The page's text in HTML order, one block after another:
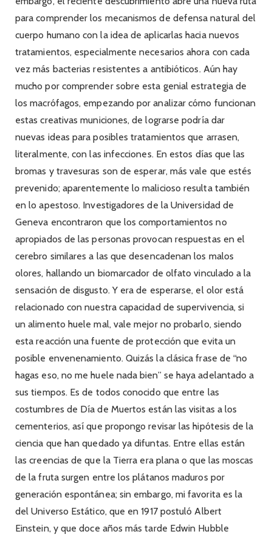
para comprender los mecanismos de defensa natural del
cuerpo humano con la idea de aplicarlas hacia nuevos
tratamientos, especialmente necesarios ahora con cada
vez más bacterias resistentes a antibióticos. Aún hay
mucho por comprender sobre esta genial estrategia de
los macrófagos, empezando por analizar cómo funcionan
estas creativas municiones, de lograrse podría dar
nuevas ideas para posibles tratamientos que arrasen,
literalmente, con las infecciones. En estos días que las
bromas y travesuras son de esperar, más vale que estés
prevenido; aparentemente lo malicioso resulta también
en lo apestoso. Investigadores de la Universidad de
Geneva encontraron que los comportamientos no
apropiados de las personas provocan respuestas en el
cerebro similares a las que desencadenan los malos
olores, hallando un biomarcador de olfato vinculado a la
sensación de disgusto. Y era de esperarse, el olor está
relacionado con nuestra capacidad de supervivencia, si
un alimento huele mal, vale mejor no probarlo, siendo
esta reacción una fuente de protección que evita un
posible envenenamiento. Quizás la clásica frase de “no
hagas eso, no me huele nada bien” se haya adelantado a
sus tiempos. Es de todos conocido que entre las
costumbres de Día de Muertos están las visitas a los
cementerios, así que propongo revisar las hipótesis de la
ciencia que han quedado ya difuntas. Entre ellas están
las creencias de que la Tierra era plana o que las moscas
de la fruta surgen entre los plátanos maduros por
generación espontánea; sin embargo, mi favorita es la
del Universo Estático, que en 1917 postuló Albert
Einstein, y que doce años más tarde Edwin Hubble